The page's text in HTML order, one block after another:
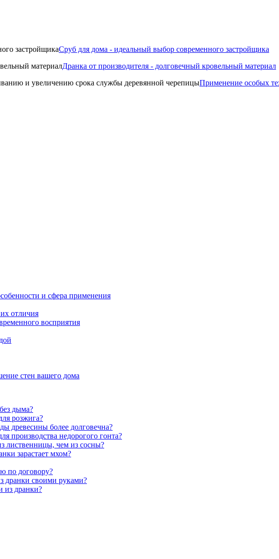
Сруб для дома - идеальный выбор современного застройщика
Дранка от производителя - долговечный кровельный материал
Применение особых
и сфера применения
отличия
восприятия
стен вашего дома
дыма?
розжига?
древесины более долговечна?
производства недорогого гонта?
лиственницы, чем из сосны?
зарастает мхом?
по договору?
дранки своими руками?
из дранки?